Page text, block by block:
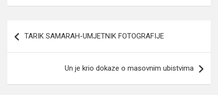
članaka
TARIK SAMARAH-UMJETNIK FOTOGRAFIJE
Un je krio dokaze o masovnim ubistvima